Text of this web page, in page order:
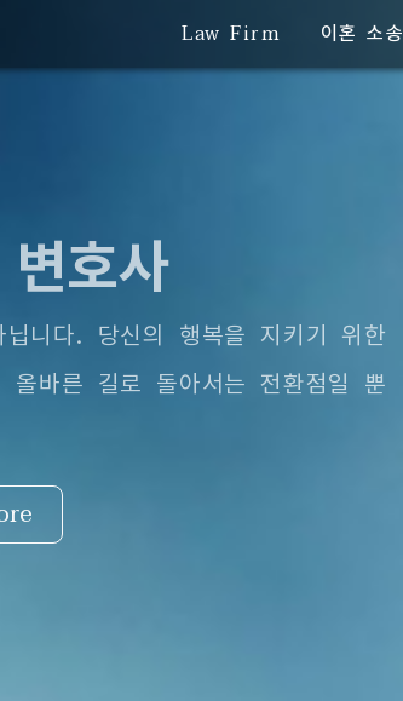
Law Firm 이혼 소송
호사
니다. 당신의 행복을 지키기 위한
올바른 길로 돌아서는 전환점일 뿐